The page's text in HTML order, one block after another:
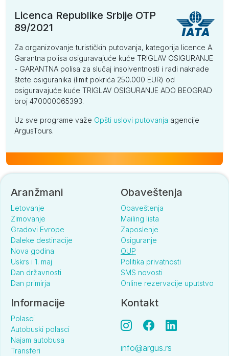
Licenca Republike Srbije OTP
89/2021
Za organizovanje turističkih putovanja, kategorija licence A.
Garantna polisa osiguravajuće kuće TRIGLAV OSIGURANJE
- GARANTNA polisa za slučaj insolventnosti i radi naknade
štete osiguranika (limit pokrića 250.000 EUR) od
osiguravajuće kuće TRIGLAV OSIGURANJE ADO BEOGRAD
broj 470000065393.
Uz sve programe važe Opšti uslovi putovanja agencije
ArgusTours.
Aranžmani
Letovanje
Zimovanje
Gradovi Evrope
Daleke destinacije
Nova godina
Uskrs i 1. maj
Dan državnosti
Dan primirja
Obaveštenja
Obaveštenja
Mailing lista
Zaposlenje
Osiguranje
OUP
Politika privatnosti
SMS novosti
Online rezervacije uputstvo
Informacije
Polasci
Autobuski polasci
Najam autobusa
Transferi
Kontakt
info@argus.rs